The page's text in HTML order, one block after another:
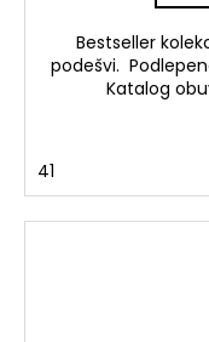
Bestseller
podešvi.
Katalog
41